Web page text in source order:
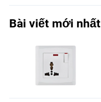
Bài viết mới nhất